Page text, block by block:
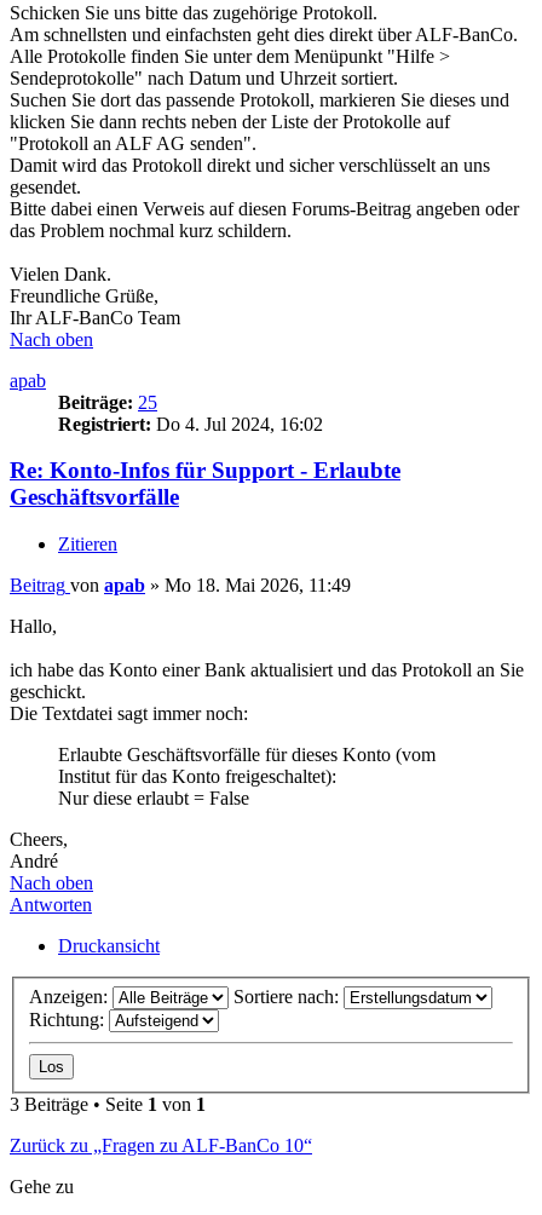
Schicken Sie uns bitte das zugehörige Protokoll.
Am schnellsten und einfachsten geht dies direkt über ALF-BanCo.
Alle Protokolle finden Sie unter dem Menüpunkt "Hilfe >
Sendeprotokolle" nach Datum und Uhrzeit sortiert.
Suchen Sie dort das passende Protokoll, markieren Sie dieses und
klicken Sie dann rechts neben der Liste der Protokolle auf
"Protokoll an ALF AG senden".
Damit wird das Protokoll direkt und sicher verschlüsselt an uns
gesendet.
Bitte dabei einen Verweis auf diesen Forums-Beitrag angeben oder
das Problem nochmal kurz schildern.
Vielen Dank.
Freundliche Grüße,
Ihr ALF-BanCo Team
Nach oben
apab
Beiträge: 25
Registriert: Do 4. Jul 2024, 16:02
Re: Konto-Infos für Support - Erlaubte
Geschäftsvorfälle
Zitieren
Beitrag von apab » Mo 18. Mai 2026, 11:49
Hallo,
ich habe das Konto einer Bank aktualisiert und das Protokoll an Sie
geschickt.
Die Textdatei sagt immer noch:
Erlaubte Geschäftsvorfälle für dieses Konto (vom
Institut für das Konto freigeschaltet):
Nur diese erlaubt = False
Cheers,
André
Nach oben
Antworten
Druckansicht
Anzeigen:
Sortiere nach:
Richtung:
3 Beiträge • Seite 1 von 1
Zurück zu „Fragen zu ALF-BanCo 10“
Gehe zu